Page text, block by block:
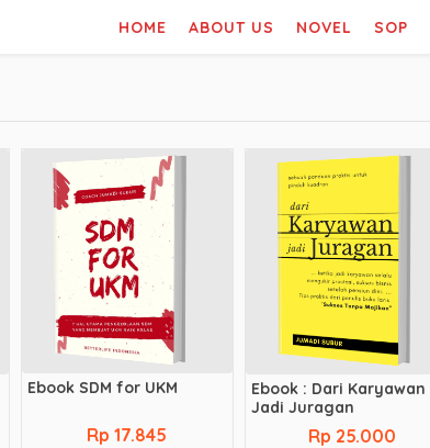
HOME ABOUT US NOVEL SOP
Ebook SDM for UKM
Rp 17.845
Ebook : Dari Karyawan
Jadi Juragan
Rp 25.000